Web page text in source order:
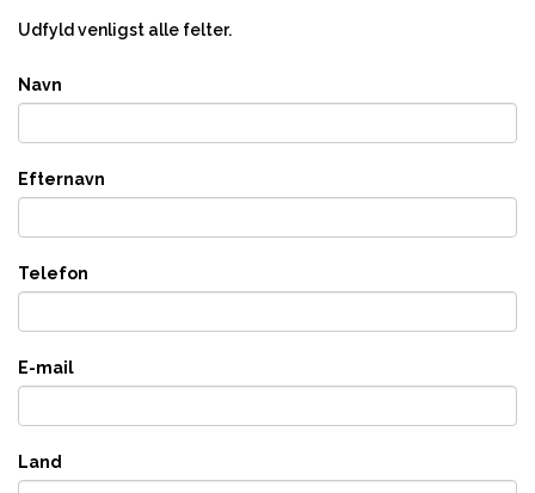
Udfyld venligst alle felter.
Navn
Efternavn
Telefon
E-mail
Land